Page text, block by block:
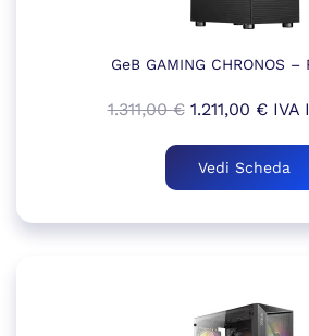
GeB GAMING CHRONOS –
1.311,00€ Il
originale
era:
1.211,00 €Il
è:
IVA
Vedi Scheda